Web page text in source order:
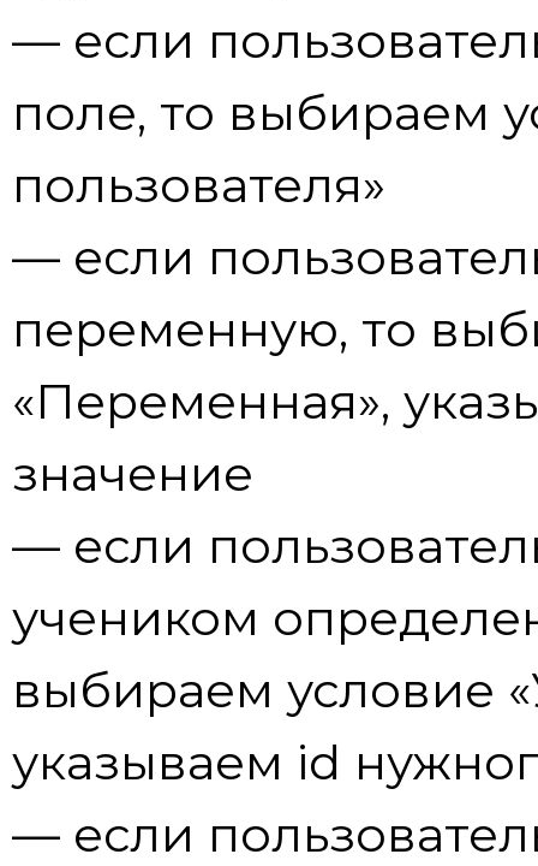
— если
поле, то выбираем
пользователя»
— если
переменную, то
«Переменная»,
значение
— если
учеником
выбираем условие
указываем id
— если